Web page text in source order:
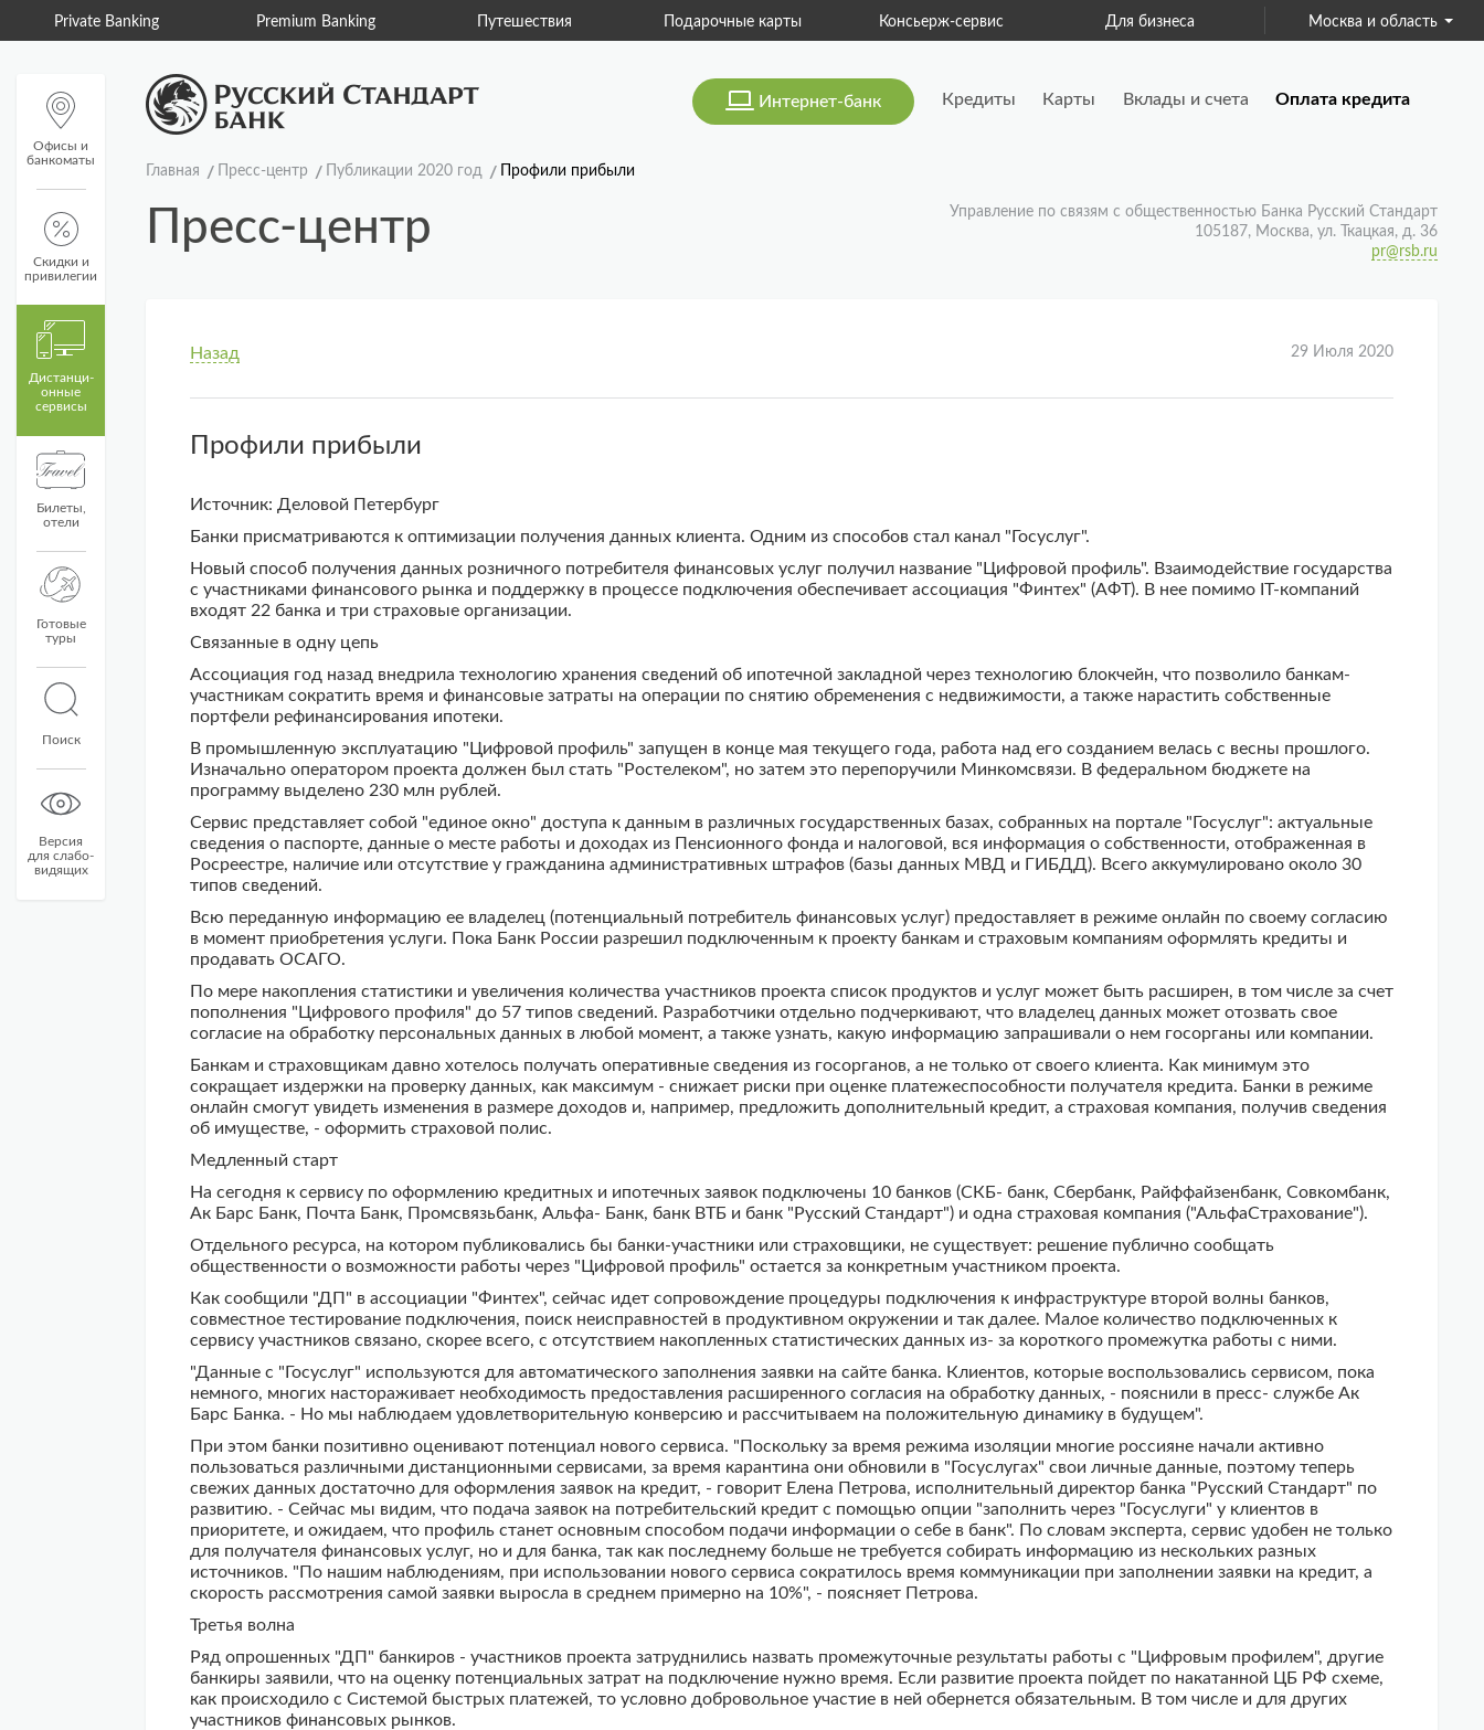
Private Banking Premium Banking Путешествия Подарочные карты Консьерж-сервис Для бизнеса Страхование
Москва и область
Офисы и
банкоматы
Скидки и
привилегии
Дистанци­
онные
сервисы
Билеты,
отели
Готовые
туры
Поиск
Версия
для слабо-
видящих
Интернет-банк Кредиты Карты Вклады и счета Оплата кредита
Главная Пресс-центр Публикации 2020 год Профили прибыли
Пресс-центр
Управление по связям с общественностью Банка Русский Стандарт
105187, Москва, ул. Ткацкая, д. 36
pr@rsb.ru
Назад 29 Июля 2020
Профили прибыли
Источник: Деловой Петербург
Банки присматриваются к оптимизации получения данных клиента. Одним из способов стал канал "Госуслуг".
Новый способ получения данных розничного потребителя финансовых услуг получил название "Цифровой профиль". Взаимодействие государства
с участниками финансового рынка и поддержку в процессе подключения обеспечивает ассоциация "Финтех" (АФТ). В нее помимо IT-компаний
входят 22 банка и три страховые организации.
Связанные в одну цепь
Ассоциация год назад внедрила технологию хранения сведений об ипотечной закладной через технологию блокчейн, что позволило банкам-
участникам сократить время и финансовые затраты на операции по снятию обременения с недвижимости, а также нарастить собственные
портфели рефинансирования ипотеки.
В промышленную эксплуатацию "Цифровой профиль" запущен в конце мая текущего года, работа над его созданием велась с весны прошлого.
Изначально оператором проекта должен был стать "Ростелеком", но затем это перепоручили Минкомсвязи. В федеральном бюджете на
программу выделено 230 млн рублей.
Сервис представляет собой "единое окно" доступа к данным в различных государственных базах, собранных на портале "Госуслуг": актуальные
сведения о паспорте, данные о месте работы и доходах из Пенсионного фонда и налоговой, вся информация о собственности, отображенная в
Росреестре, наличие или отсутствие у гражданина административных штрафов (базы данных МВД и ГИБДД). Всего аккумулировано около 30
типов сведений.
Всю переданную информацию ее владелец (потенциальный потребитель финансовых услуг) предоставляет в режиме онлайн по своему согласию
в момент приобретения услуги. Пока Банк России разрешил подключенным к проекту банкам и страховым компаниям оформлять кредиты и
продавать ОСАГО.
По мере накопления статистики и увеличения количества участников проекта список продуктов и услуг может быть расширен, в том числе за счет
пополнения "Цифрового профиля" до 57 типов сведений. Разработчики отдельно подчеркивают, что владелец данных может отозвать свое
согласие на обработку персональных данных в любой момент, а также узнать, какую информацию запрашивали о нем госорганы или компании.
Банкам и страховщикам давно хотелось получать оперативные сведения из госорганов, а не только от своего клиента. Как минимум это
сокращает издержки на проверку данных, как максимум - снижает риски при оценке платежеспособности получателя кредита. Банки в режиме
онлайн смогут увидеть изменения в размере доходов и, например, предложить дополнительный кредит, а страховая компания, получив сведения
об имуществе, - оформить страховой полис.
Медленный старт
На сегодня к сервису по оформлению кредитных и ипотечных заявок подключены 10 банков (СКБ- банк, Сбербанк, Райффайзенбанк, Совкомбанк,
Ак Барс Банк, Почта Банк, Промсвязьбанк, Альфа- Банк, банк ВТБ и банк "Русский Стандарт") и одна страховая компания ("АльфаСтрахование").
Отдельного ресурса, на котором публиковались бы банки-участники или страховщики, не существует: решение публично сообщать
общественности о возможности работы через "Цифровой профиль" остается за конкретным участником проекта.
Как сообщили "ДП" в ассоциации "Финтех", сейчас идет сопровождение процедуры подключения к инфраструктуре второй волны банков,
совместное тестирование подключения, поиск неисправностей в продуктивном окружении и так далее. Малое количество подключенных к
сервису участников связано, скорее всего, с отсутствием накопленных статистических данных из- за короткого промежутка работы с ними.
"Данные с "Госуслуг" используются для автоматического заполнения заявки на сайте банка. Клиентов, которые воспользовались сервисом, пока
немного, многих настораживает необходимость предоставления расширенного согласия на обработку данных, - пояснили в пресс- службе Ак
Барс Банка. - Но мы наблюдаем удовлетворительную конверсию и рассчитываем на положительную динамику в будущем".
При этом банки позитивно оценивают потенциал нового сервиса. "Поскольку за время режима изоляции многие россияне начали активно
пользоваться различными дистанционными сервисами, за время карантина они обновили в "Госуслугах" свои личные данные, поэтому теперь
свежих данных достаточно для оформления заявок на кредит, - говорит Елена Петрова, исполнительный директор банка "Русский Стандарт" по
развитию. - Сейчас мы видим, что подача заявок на потребительский кредит с помощью опции "заполнить через "Госуслуги" у клиентов в
приоритете, и ожидаем, что профиль станет основным способом подачи информации о себе в банк". По словам эксперта, сервис удобен не только
для получателя финансовых услуг, но и для банка, так как последнему больше не требуется собирать информацию из нескольких разных
источников. "По нашим наблюдениям, при использовании нового сервиса сократилось время коммуникации при заполнении заявки на кредит, а
скорость рассмотрения самой заявки выросла в среднем примерно на 10%", - поясняет Петрова.
Третья волна
Ряд опрошенных "ДП" банкиров - участников проекта затруднились назвать промежуточные результаты работы с "Цифровым профилем", другие
банкиры заявили, что на оценку потенциальных затрат на подключение нужно время. Если развитие проекта пойдет по накатанной ЦБ РФ схеме,
как происходило с Системой быстрых платежей, то условно добровольное участие в ней обернется обязательным. В том числе и для других
участников финансовых рынков.